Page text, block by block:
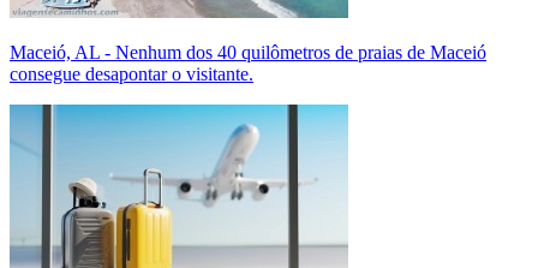
Maceió, AL - Nenhum dos 40 quilômetros de praias de Maceió
consegue desapontar o visitante.